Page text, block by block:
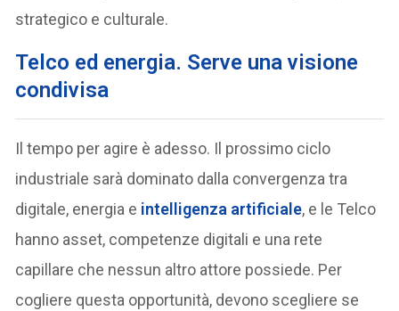
strategico e culturale.
Telco ed energia. Serve una visione
condivisa
Il tempo per agire è adesso. Il prossimo ciclo
industriale sarà dominato dalla convergenza tra
digitale, energia e intelligenza artificiale, e le Telco
hanno asset, competenze digitali e una rete
capillare che nessun altro attore possiede. Per
cogliere questa opportunità, devono scegliere se